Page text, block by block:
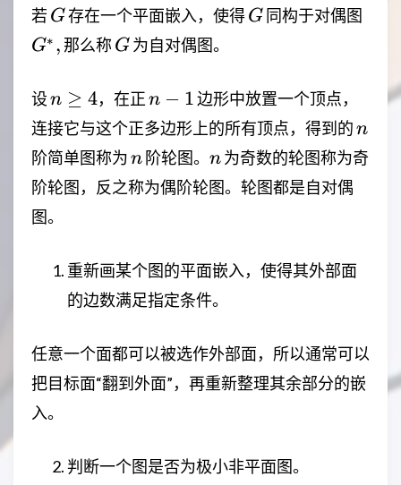
若 G
G存在一个平面嵌入，使得G
G 同构于对偶图
G∗ , 那么称 G
G 为自对偶图。
设n
\ge
4
n ≥ 4，在正n-
1
n − 1边形中放置一个顶点，
连接它与这个正多边形上的所有顶点，得到的n
n
阶简单图称为n
n 阶轮图。 n
n为奇数的轮图称为奇
阶轮图，反之称为偶阶轮图。轮图都是自对偶
图。
重新画某个图的平面嵌入，使得其外部面
的边数满足指定条件。
任意一个面都可以被选作外部面，所以通常可以
把目标面“翻到外面”，再重新整理其余部分的嵌
入。
判断一个图是否为极小非平面图。